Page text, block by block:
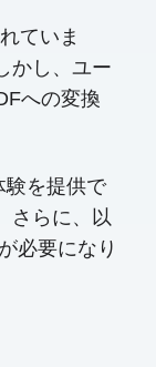
ていま
かし、ユー
への変換
験を提供で
さらに、以
必要になり